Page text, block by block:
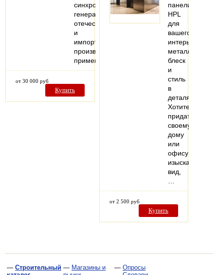
синхронных
генераторов
отечественного
и
импортного
производства,
применяемых…
от 30 000 руб
Купить
панели
HPL
для
вашего
интерьера:
металлический
блеск
и
стиль
в
деталях.
Хотите
придать
своему
дому
или
офису
изысканный
вид,
от 2 500 руб
Купить
— Строительный — Магазины и
— Опросы